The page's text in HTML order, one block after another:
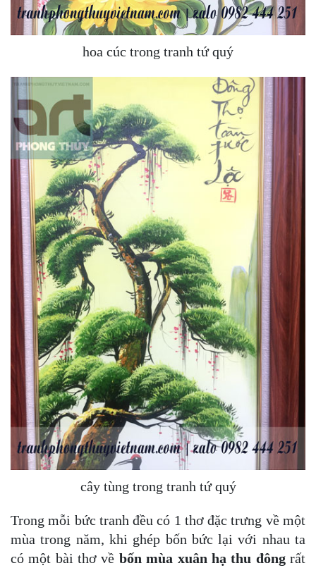
hoa cúc trong tranh tứ quý
cây tùng trong tranh tứ quý
Trong mỗi bức tranh đều có 1 thơ đặc trưng về một
mùa trong năm, khi ghép bốn bức lại với nhau ta
có một bài thơ về bốn mùa xuân hạ thu đôngrất